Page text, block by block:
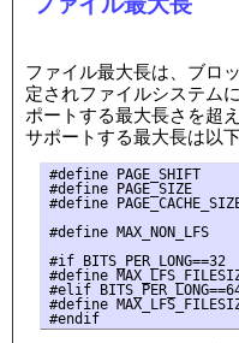
ファイル最大長は、ブロ
定されファイルシステム
ポートする最大長さを超
サポートする最大長は以
#define PAGE_SHIFT
#define PAGE_SIZE
#define
#define
#if BITS_PER_LONG==32
#define
#elif
#define
#endif